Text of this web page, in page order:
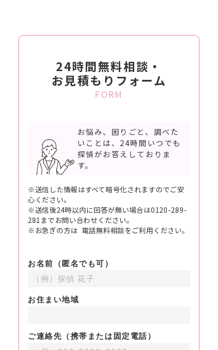
24時間無料相談・
お見積もりフォーム
FORM
お悩み、困りごと、調べた
いことは、 24時間いつでも
探偵がお答えしておりま
す。
※送信した情報はすべて暗号化されますのでご安
心ください。
※送信後24時以内に回答が無い場合は0120-289-
281までお問い合わせください。
※お急ぎの方は 電話無料相談をご利用ください。
お名前（匿名でも可）
お住まい地域
ご連絡先（携帯または固定電話）